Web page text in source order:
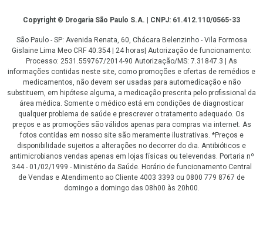
CopyrightCopyright © Drogaria São Paulo S.A. | CNPJ: 61.412.110/0565-33
São Paulo - SP: Avenida Renata, 60, Chácara Belenzinho - Vila Formosa
Gislaine Lima Meo CRF 40.354 | 24 horas| Autorização de funcionamento:
Processo: 2531.559767/2014-90 Autorização/MS: 7.31847.3 | As
informações contidas neste site, como promoções e ofertas de remédios e
medicamentos, não devem ser usadas para automedicação e não
substituem, em hipótese alguma, a medicação prescrita pelo profissional da
área médica. Somente o médico está em condições de diagnosticar
qualquer problema de saúde e prescrever o tratamento adequado. Os
preços e as promoções são válidos apenas para compras via internet. As
fotos contidas em nosso site são meramente ilustrativas. *Preços e
disponibilidade sujeitos a alterações no decorrer do dia. Antibióticos e
antimicrobianos vendas apenas em lojas físicas ou televendas. Portaria nº
344 - 01/02/1999 - Ministério da Saúde. Horário de funcionamento Central
de Vendas e Atendimento ao Cliente 4003 3393 ou 0800 779 8767 de
domingo a domingo das 08h00 às 20h00.